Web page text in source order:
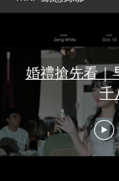
婚禮搶先看｜
千